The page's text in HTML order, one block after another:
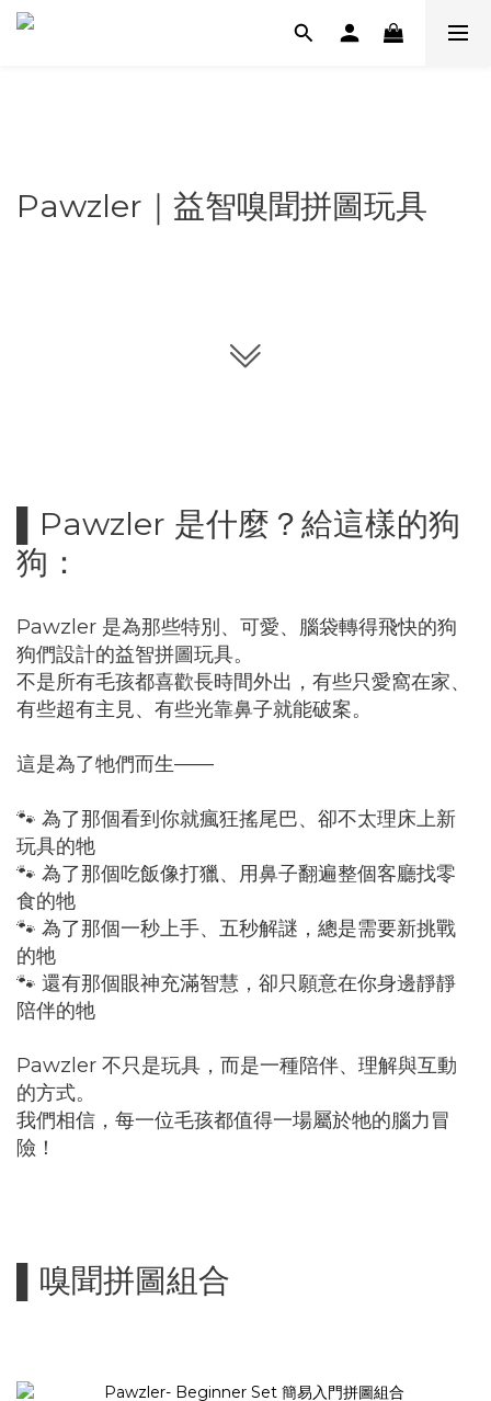
Pawzler｜益智嗅聞拼圖玩具
▌Pawzler 是什麼？給這樣的狗
狗：
Pawzler 是為那些特別、可愛、腦袋轉得飛快的狗
狗們設計的益智拼圖玩具。
不是所有毛孩都喜歡長時間外出，有些只愛窩在家、
有些超有主見、有些光靠鼻子就能破案。
這是為了牠們而生——
🐾 為了那個看到你就瘋狂搖尾巴、卻不太理床上新
玩具的牠
🐾 為了那個吃飯像打獵、用鼻子翻遍整個客廳找零
食的牠
🐾 為了那個一秒上手、五秒解謎，總是需要新挑戰
的牠
🐾 還有那個眼神充滿智慧，卻只願意在你身邊靜靜
陪伴的牠
Pawzler 不只是玩具，而是一種陪伴、理解與互動
的方式。
我們相信，每一位毛孩都值得一場屬於牠的腦力冒
險！
▌嗅聞拼圖組合